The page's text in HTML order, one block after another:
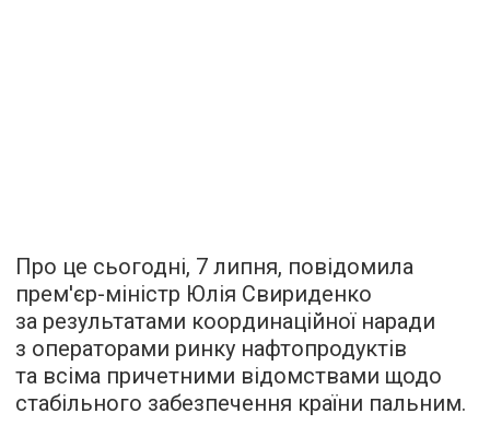
Про це сьогодні, 7 липня, повідомила
прем'єр-міністр Юлія Свириденко
за результатами координаційної наради
з операторами ринку нафтопродуктів
та всіма причетними відомствами щодо
стабільного забезпечення країни пальним.